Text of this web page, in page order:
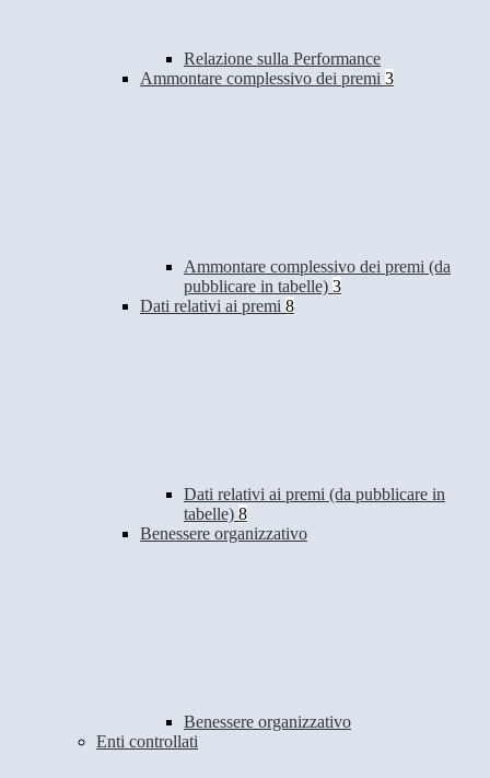
Relazione sulla Performance
Ammontare complessivo dei premi 3
Ammontare complessivo dei premi (da
pubblicare in tabelle) 3
Dati relativi ai premi 8
Dati relativi ai premi (da pubblicare in
tabelle) 8
Benessere organizzativo
Benessere organizzativo
Enti controllati